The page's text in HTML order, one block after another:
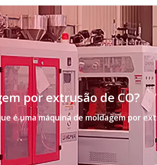
por extrusão de CO?
é uma máquina de moldagem por